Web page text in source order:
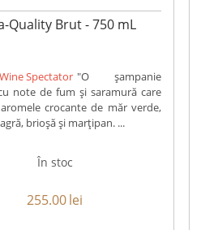
Quality Brut - 750 mL
Spectator "O șampanie
note de fum și saramură care
crocante de măr verde,
brioșă și marțipan. ...
În stoc
255.00lei